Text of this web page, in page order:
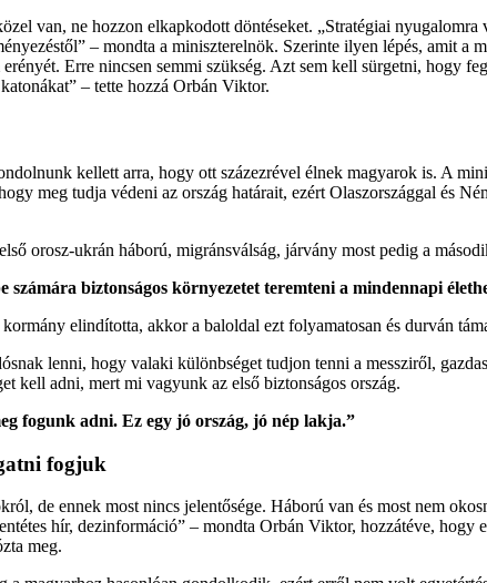
van, ne hozzon elkapkodott döntéseket. „Stratégiai
– mondta a miniszterelnök. Szerinte ilyen lépés, amit a
Erre nincsen semmi szükség. Azt sem kell sürgetni, hogy
– tette hozzá Orbán Viktor.
kellett arra, hogy ott százezrével élnek magyarok is. A
meg tudja védeni az ország határait, ezért Olaszországgal és
orosz-ukrán háború, migránsválság, járvány most pedig a
biztonságos környezetet teremteni a mindennapi
elindította, akkor a baloldal ezt folyamatosan és durván
lenni, hogy valaki különbséget tudjon tenni a messziről,
kell adni, mert mi vagyunk az első biztonságos ország.
fogunk adni. Ez egy jó ország, jó nép lakja.”
fogjuk
de ennek most nincs jelentősége. Háború van és most nem
hír, dezinformáció” – mondta Orbán Viktor, hozzátéve,
meg.